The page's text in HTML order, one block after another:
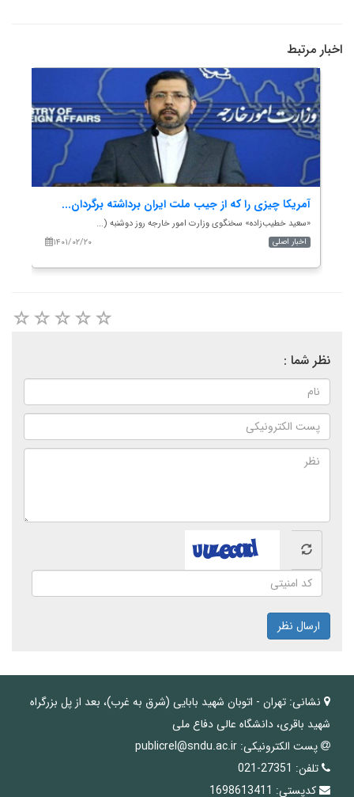
اخبار مرتبط
آمریکا چیزی را که از جیب ملت ایران برداشته برگردان...
«سعید خطیب‌زاده» سخنگوی وزارت امور خارجه روز دوشنبه (...
۱۴۰۱/۰۲/۲۰
اخبار اصلی
نظر شما :
ارسال نظر
نشانی: تهران - اتوبان شهید بابایی (شرق به غرب)، بعد از پل بزرگراه
شهید باقری، دانشگاه عالی دفاع ملی
پست الکترونیکی: publicrel@sndu.ac.ir
تلفن: 27351-021
کدپستی: 1698613411